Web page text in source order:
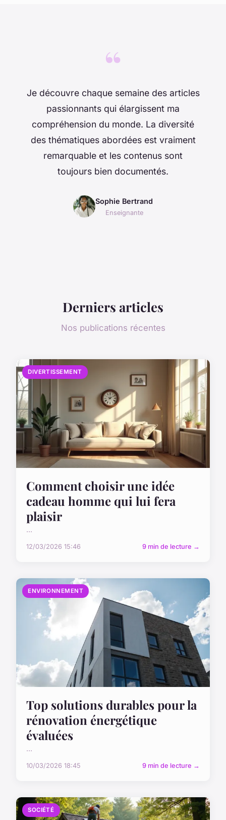
“
Je découvre chaque semaine des articles
passionnants qui élargissent ma
compréhension du monde. La diversité
des thématiques abordées est vraiment
remarquable et les contenus sont
toujours bien documentés.
Sophie Bertrand
Enseignante
Derniers articles
Nos publications récentes
DIVERTISSEMENT
Comment choisir une idée
cadeau homme qui lui fera
plaisir
...
12/03/2026 15:46 9 min de lecture →
ENVIRONNEMENT
Top solutions durables pour la
rénovation énergétique
évaluées
...
10/03/2026 18:45 9 min de lecture →
SOCIÉTÉ